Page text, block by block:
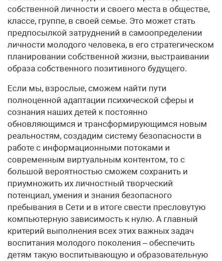
собственной личности и своего места в обществе,
классе, группе, в своей семье. Это может стать
предпосылкой затруднений в самоопределении
личности молодого человека, в его стратегическом
планировании собственной жизни, выстраивании
образа собственного позитивного будущего.
Если мы, взрослые, сможем найти пути
полноценной адаптации психической сферы и
сознания наших детей к постоянно
обновляющимся и трансформирующимся новым
реальностям, создадим систему безопасности в
работе с информационными потоками и
современным виртуальным контентом, то с
большой вероятностью сможем сохранить и
приумножить их личностный творческий
потенциал, умения и знания безопасного
пребывания в Сети и в итоге свести пресловутую
компьютерную зависимость к нулю. А главный
критерий выполнения всех этих важных задач
воспитания молодого поколения – обеспечить
детям такую воспитывающую и образовательную